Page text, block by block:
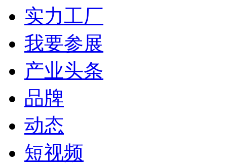
实力工厂
我要参展
产业头条
品牌
动态
短视频